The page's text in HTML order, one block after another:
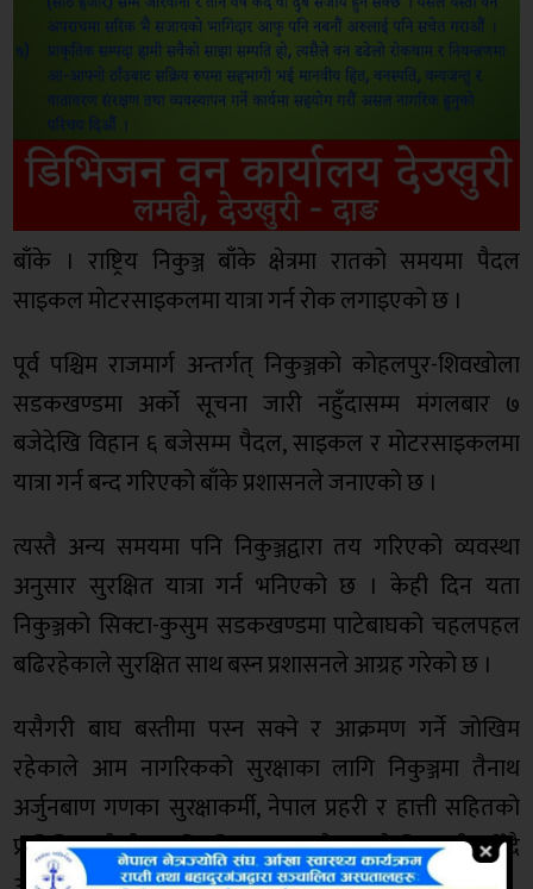
बाँके । राष्ट्रिय निकुञ्ज बाँके क्षेत्रमा रातको समयमा पैदल
साइकल मोटरसाइकलमा यात्रा गर्न रोक लगाइएको छ ।
पूर्व पश्चिम राजमार्ग अन्तर्गत् निकुञ्जको कोहलपुर-शिवखोला
सडकखण्डमा अर्को सूचना जारी नहुँदासम्म मंगलबार ७
बजेदेखि विहान ६ बजेसम्म पैदल, साइकल र मोटरसाइकलमा
यात्रा गर्न बन्द गरिएको बाँके प्रशासनले जनाएको छ ।
त्यस्तै अन्य समयमा पनि निकुञ्जद्वारा तय गरिएको व्यवस्था
अनुसार सुरक्षित यात्रा गर्न भनिएको छ । केही दिन यता
निकुञ्जको सिक्टा-कुसुम सडकखण्डमा पाटेबाघको चहलपहल
बढिरहेकाले सुरक्षित साथ बस्न प्रशासनले आग्रह गरेको छ ।
यसैगरी बाघ बस्तीमा पस्न सक्ने र आक्रमण गर्ने जोखिम
रहेकाले आम नागरिकको सुरक्षाका लागि निकुञ्जमा तैनाथ
अर्जुनबाण गणका सुरक्षाकर्मी, नेपाल प्रहरी र हात्ती सहितको
प्राविधिक टोलीबाट नियमितरुपमा पाटेबाघको निगरानी गरिँदै